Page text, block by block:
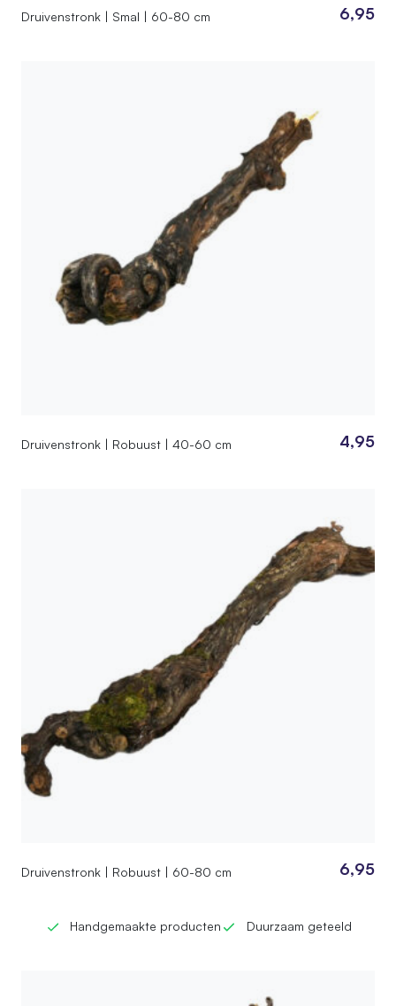
Druivenstronk | Smal | 60-80 cm 6,95
Druivenstronk | Robuust | 40-60 cm 4,95
Druivenstronk | Robuust | 60-80 cm 6,95
Handgemaakte producten Duurzaam geteeld